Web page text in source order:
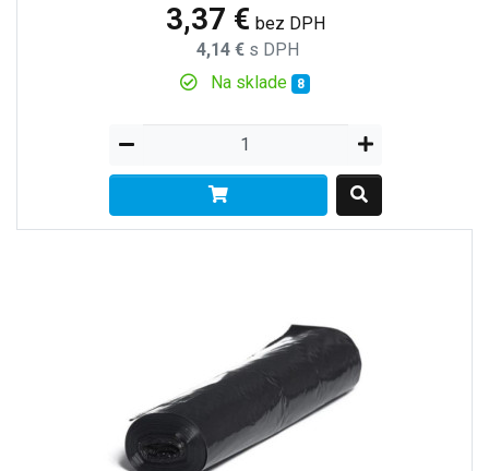
3,37 € bez DPH
4,14 € s DPH
Na sklade 8